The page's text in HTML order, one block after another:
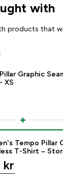
with
products that
Graphic
XS
- MP Men's
Tempo Pillar
T-Shirt –
kr‎